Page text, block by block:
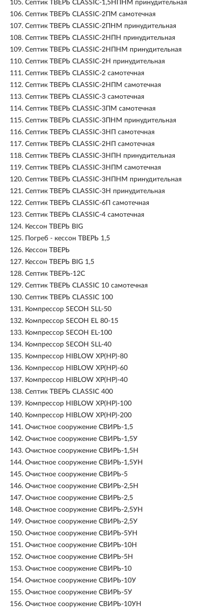
105. Септик ТВЕРЬ CLASSIC-1,5НПНМ принудительная
106. Септик ТВЕРЬ CLASSIC-2ПМ самотечная
107. Септик ТВЕРЬ CLASSIC-2ПНМ принудительная
108. Септик ТВЕРЬ CLASSIC-2НПН принудительная
109. Септик ТВЕРЬ CLASSIC-2НПНМ принудительная
110. Септик ТВЕРЬ CLASSIC-2Н принудительная
111. Септик ТВЕРЬ CLASSIC-2 самотечная
112. Септик ТВЕРЬ CLASSIC-2НПМ самотечная
113. Септик ТВЕРЬ CLASSIC-3 самотечная
114. Септик ТВЕРЬ CLASSIC-3ПМ самотечная
115. Септик ТВЕРЬ CLASSIC-3ПНМ принудительная
116. Септик ТВЕРЬ CLASSIC-3НП самотечная
117. Септик ТВЕРЬ CLASSIC-2НП самотечная
118. Септик ТВЕРЬ CLASSIC-3НПН принудительная
119. Септик ТВЕРЬ CLASSIC-3НПМ самотечная
120. Септик ТВЕРЬ CLASSIC-3НПНМ принудительная
121. Септик ТВЕРЬ CLASSIC-3Н принудительная
122. Септик ТВЕРЬ CLASSIC-6П самотечная
123. Септик ТВЕРЬ CLASSIC-4 самотечная
124. Кессон ТВЕРЬ BIG
125.
Погреб - кессон ТВЕРЬ 1,5
126. Кессон ТВЕРЬ
127. Кессон ТВЕРЬ BIG 1,5
128. Септик ТВЕРЬ-12С
129. Септик ТВЕРЬ CLASSIC 10 самотечная
130. Септик ТВЕРЬ CLASSIC 100
131. Компрессор SECOH SLL-50
132. Компрессор SECOH EL 80-15
133. Компрессор SECOH ЕL-100
134. Компрессор SECOH SLL-40
135. Компрессор HIBLOW XP(HP)-80
136. Компрессор HIBLOW XP(HP)-60
137. Компрессор HIBLOW XP(HP)-40
138. Септик ТВЕРЬ CLASSIC 400
139. Компрессор HIBLOW XP(HP)-100
140. Компрессор HIBLOW XP(HP)-200
141. Очистное сооружение СВИРЬ-1,5
142. Очистное сооружение СВИРЬ-1,5У
143. Очистное сооружение СВИРЬ-1,5Н
144. Очистное сооружение СВИРЬ-1,5УН
145. Очистное сооружение СВИРЬ-5
146. Очистное сооружение СВИРЬ-2,5Н
147. Очистное сооружение СВИРЬ-2,5
148. Очистное сооружение СВИРЬ-2,5УН
149. Очистное сооружение СВИРЬ-2,5У
150. Очистное сооружение СВИРЬ-5УН
151. Очистное сооружение СВИРЬ-10Н
152. Очистное сооружение СВИРЬ-5Н
153. Очистное сооружение СВИРЬ-10
154. Очистное сооружение СВИРЬ-10У
155. Очистное сооружение СВИРЬ-5У
156. Очистное сооружение СВИРЬ-10УН